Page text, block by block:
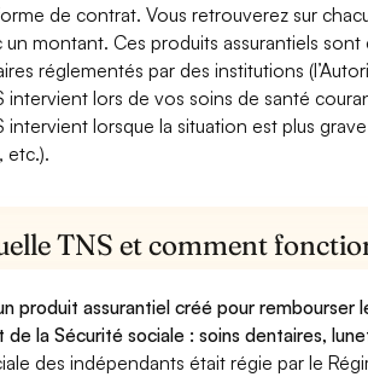
de contrat. Vous retrouverez sur
montant. Ces produits assurantiels
réglementés par des institutions
intervient lors de vos soins de santé
intervient lorsque la situation est plus
etc.).
TNS et comment
produit assurantiel créé pour rembourser
la Sécurité sociale : soins dentaires,
des indépendants était régie par le